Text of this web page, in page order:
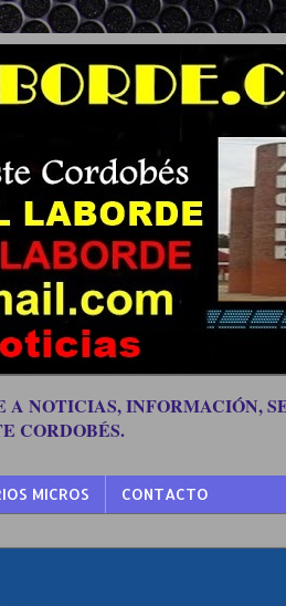
NOTICIAS, INFORMACIÓN,
CORDOBÉS.
MICROS CONTACTO